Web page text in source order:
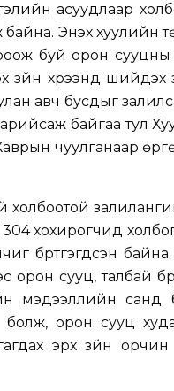
асуудлаар
Энэхүү
буй орон
хүрээнд шийдэх
авч бусдыг
байгаа тул
чуулганаар өргөн
хохирогчид
бүртгэгдсэн
орон сууц, талбай
мэдээллийн санд
болж, орон сууц
эрх зүйн орчин